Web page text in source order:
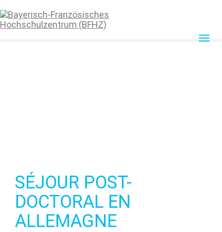
Toggle
SÉJOUR POST-
DOCTORAL EN
ALLEMAGNE